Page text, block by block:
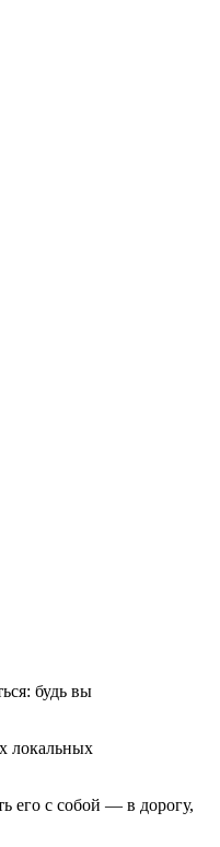
будь вы
локальных
его с собой — в дорогу,